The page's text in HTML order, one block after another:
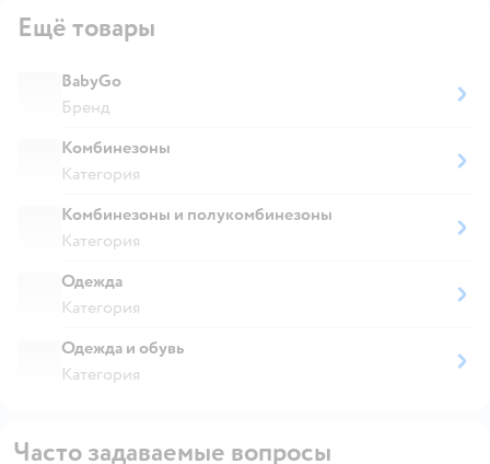
Ещё товары
BabyGo
Бренд
Комбинезоны
Категория
Комбинезоны и полукомбинезоны
Категория
Одежда
Категория
Одежда и обувь
Категория
Часто задаваемые вопросы